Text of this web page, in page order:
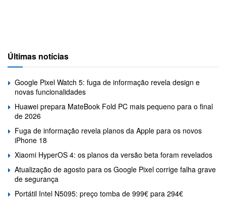
Últimas notícias
Google Pixel Watch 5: fuga de informação revela design e
novas funcionalidades
Huawei prepara MateBook Fold PC mais pequeno para o final
de 2026
Fuga de informação revela planos da Apple para os novos
iPhone 18
Xiaomi HyperOS 4: os planos da versão beta foram revelados
Atualização de agosto para os Google Pixel corrige falha grave
de segurança
Portátil Intel N5095: preço tomba de 999€ para 294€